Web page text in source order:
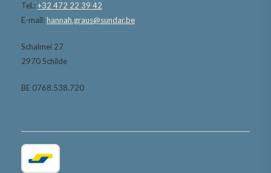
Tel.:+32 472 22 39 42
E-mail:hannah.graus@sundar.be
Schalmei 27
2970 Schilde
BE 0768.538.720